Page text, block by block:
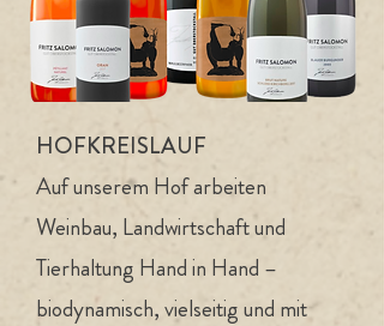
HOFKREISLAUF
Auf unserem Hof arbeiten
Weinbau, Landwirtschaft und
Tierhaltung Hand in Hand –
biodynamisch, vielseitig und mit